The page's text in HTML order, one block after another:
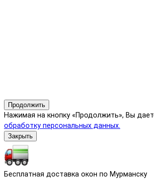
Продолжить
Нажимая на кнопку «Продолжить», Вы
обработку персональных данных.
Закрыть
Бесплатная доставка окон по Мурманску